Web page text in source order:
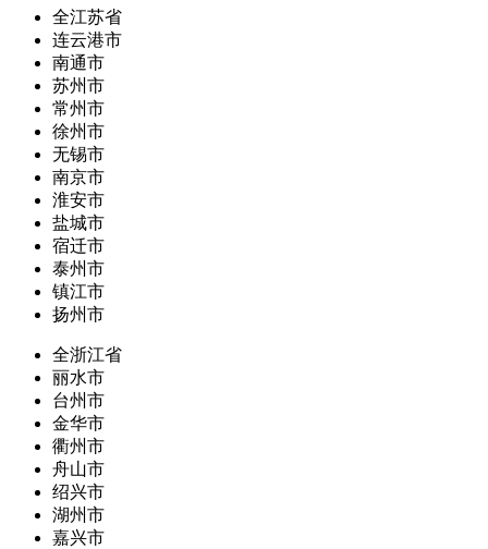
全江苏省
连云港市
南通市
苏州市
常州市
徐州市
无锡市
南京市
淮安市
盐城市
宿迁市
泰州市
镇江市
扬州市
全浙江省
丽水市
台州市
金华市
衢州市
舟山市
绍兴市
湖州市
嘉兴市